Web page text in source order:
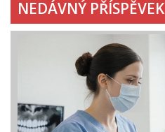
NEDÁVNÝ PŘÍSPĚVEK